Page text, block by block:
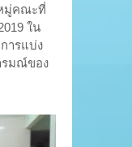
มู่คณะที่
ใน
ารแบ่ง
รมณ์ของ